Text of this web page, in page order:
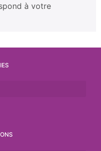
à votre